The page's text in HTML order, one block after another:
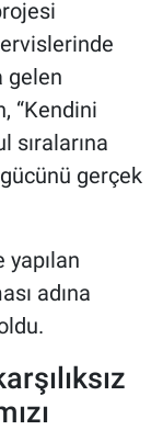
gelen
“Kendini
sıralarına
gerçek
adına